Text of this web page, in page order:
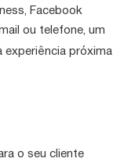
Facebook
ou telefone, um
experiência próxima
o seu cliente